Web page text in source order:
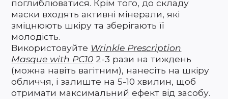
поглиблюватися. Крім того, до складу
маски входять активні мінерали, які
зміцнюють шкіру та зберігають її
молодість.
Використовуйте Wrinkle Prescription
Masque with PC10 2-3 рази на тиждень
(можна навіть вагітним), нанесіть на шкіру
обличчя, і залиште на 5-10 хвилин, щоб
отримати максимальний ефект від засобу.